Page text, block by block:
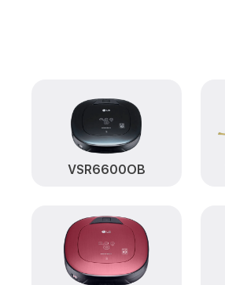
VSR6600OB